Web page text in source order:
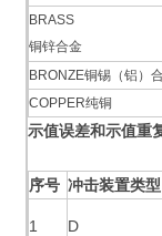
BRASS
铜锌合金
BRONZE铜锡（铝）
COPPER纯铜
示值误差和示值重
序号 冲击装置类型
1 D